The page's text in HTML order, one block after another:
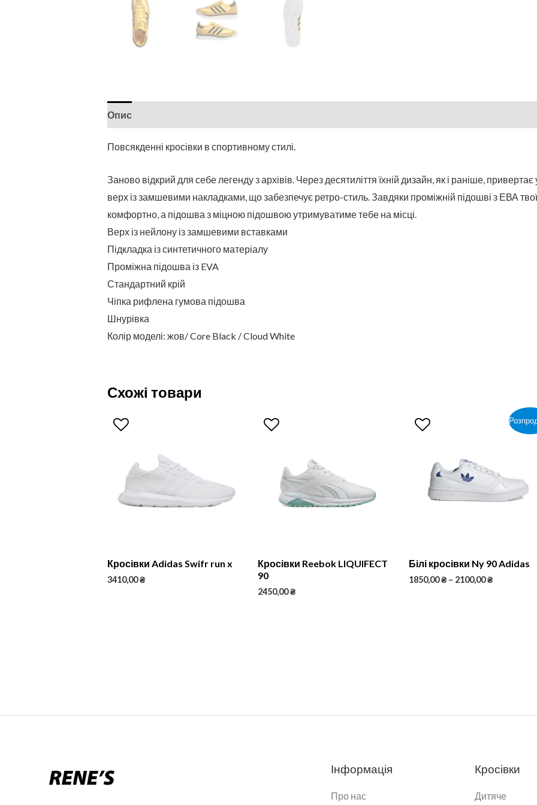
Опис
Повсякденні кросівки в спортивному стилі.
Заново відкрий для себе легенду з архівів. Через десятиліття їхній дизайн, як і раніше,
верх із замшевими накладками, що забезпечує ретро-стиль. Завдяки проміжній підошві з ЕВА
комфортно, а підошва з міцною підошвою утримуватиме тебе на місці.
Верх із нейлону із замшевими вставками
Підкладка із синтетичного матеріалу
Проміжна підошва із EVA
Стандартний крій
Чіпка рифлена гумова підошва
Шнурівка
Колір моделі: жов/ Core Black / Cloud White
Схожі товари
Кросівки Adidas Swifr run x
3410,00₴
Кросівки Reebok LIQUIFECT
90
2450,00₴
Білі кросівки Ny 90 Adidas
1850,00₴ – 2100,00₴
Інформація
Про нас
Кросівки
Дитяче